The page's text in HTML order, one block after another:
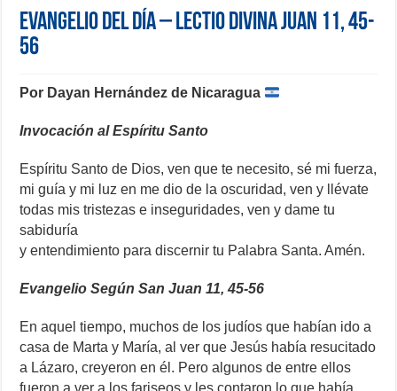
Evangelio del día – Lectio Divina Juan 11, 45-
56
Por Dayan Hernández de Nicaragua
Invocación al Espíritu Santo
Espíritu Santo de Dios, ven que te necesito, sé mi fuerza,
mi guía y mi luz en me dio de la oscuridad, ven y llévate
todas mis tristezas e inseguridades, ven y dame tu
sabiduría
y entendimiento para discernir tu Palabra Santa. Amén.
Evangelio Según San Juan 11, 45-56
En aquel tiempo, muchos de los judíos que habían ido a
casa de Marta y María, al ver que Jesús había resucitado
a Lázaro, creyeron en él. Pero algunos de entre ellos